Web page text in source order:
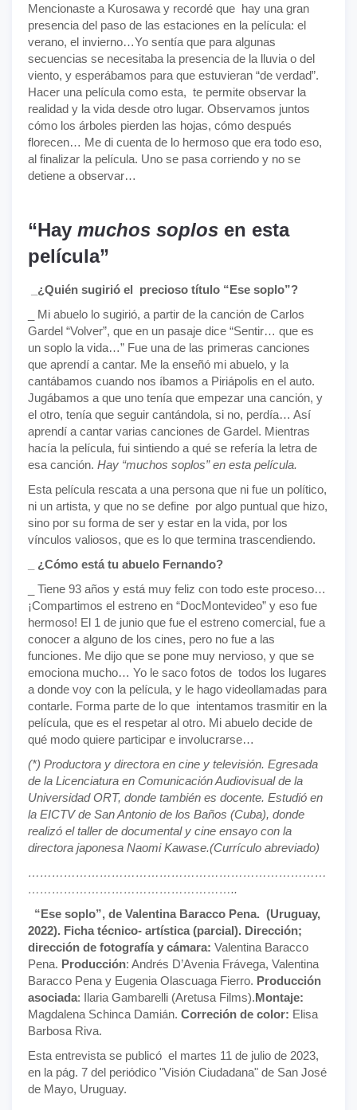
Mencionaste a Kurosawa y recordé que hay una gran
presencia del paso de las estaciones en la película: el
verano, el invierno…Yo sentía que para algunas
secuencias se necesitaba la presencia de la lluvia o del
viento, y esperábamos para que estuvieran “de verdad”.
Hacer una película como esta, te permite observar la
realidad y la vida desde otro lugar. Observamos juntos
cómo los árboles pierden las hojas, cómo después
florecen… Me di cuenta de lo hermoso que era todo eso,
al finalizar la película. Uno se pasa corriendo y no se
detiene a observar…
“Hay muchos soplos en esta
película”
_¿Quién sugirió el precioso título “Ese soplo”?
_ Mi abuelo lo sugirió, a partir de la canción de Carlos
Gardel “Volver”, que en un pasaje dice “Sentir… que es
un soplo la vida…” Fue una de las primeras canciones
que aprendí a cantar. Me la enseñó mi abuelo, y la
cantábamos cuando nos íbamos a Piriápolis en el auto.
Jugábamos a que uno tenía que empezar una canción, y
el otro, tenía que seguir cantándola, si no, perdía… Así
aprendí a cantar varias canciones de Gardel. Mientras
hacía la película, fui sintiendo a qué se refería la letra de
esa canción. Hay “muchos soplos” en esta película.
Esta película rescata a una persona que ni fue un político,
ni un artista, y que no se define por algo puntual que hizo,
sino por su forma de ser y estar en la vida, por los
vínculos valiosos, que es lo que termina trascendiendo.
_ ¿Cómo está tu abuelo Fernando?
_ Tiene 93 años y está muy feliz con todo este proceso…
¡Compartimos el estreno en “DocMontevideo” y eso fue
hermoso! El 1 de junio que fue el estreno comercial, fue a
conocer a alguno de los cines, pero no fue a las
funciones. Me dijo que se pone muy nervioso, y que se
emociona mucho… Yo le saco fotos de todos los lugares
a donde voy con la película, y le hago videollamadas para
contarle. Forma parte de lo que intentamos trasmitir en la
película, que es el respetar al otro. Mi abuelo decide de
qué modo quiere participar e involucrarse…
(*) Productora y directora en cine y televisión. Egresada
de la Licenciatura en Comunicación Audiovisual de la
Universidad ORT, donde también es docente. Estudió en
la EICTV de San Antonio de los Baños (Cuba), donde
realizó el taller de documental y cine ensayo con la
directora japonesa Naomi Kawase.(Currículo abreviado)
…………………………………………………………………
……………………………………………..
“Ese soplo”, de Valentina Baracco Pena. (Uruguay,
2022). Ficha técnico- artística (parcial). Dirección;
dirección de fotografía y cámara: Valentina Baracco
Pena. Producción: Andrés D’Avenia Frávega, Valentina
Baracco Pena y Eugenia Olascuaga Fierro. Producción
asociada: Ilaria Gambarelli (Aretusa Films).Montaje:
Magdalena Schinca Damián. Correción de color: Elisa
Barbosa Riva.
Esta entrevista se publicó el martes 11 de julio de 2023,
en la pág. 7 del periódico "Visión Ciudadana" de San José
de Mayo, Uruguay.